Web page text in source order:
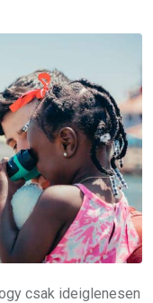
csak ideiglenesen